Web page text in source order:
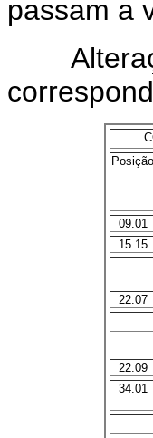
passam a
Posição
09.01
15.15
22.07
22.09
34.01